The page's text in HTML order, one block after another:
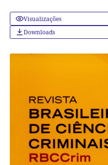
Visualizações
Downloads